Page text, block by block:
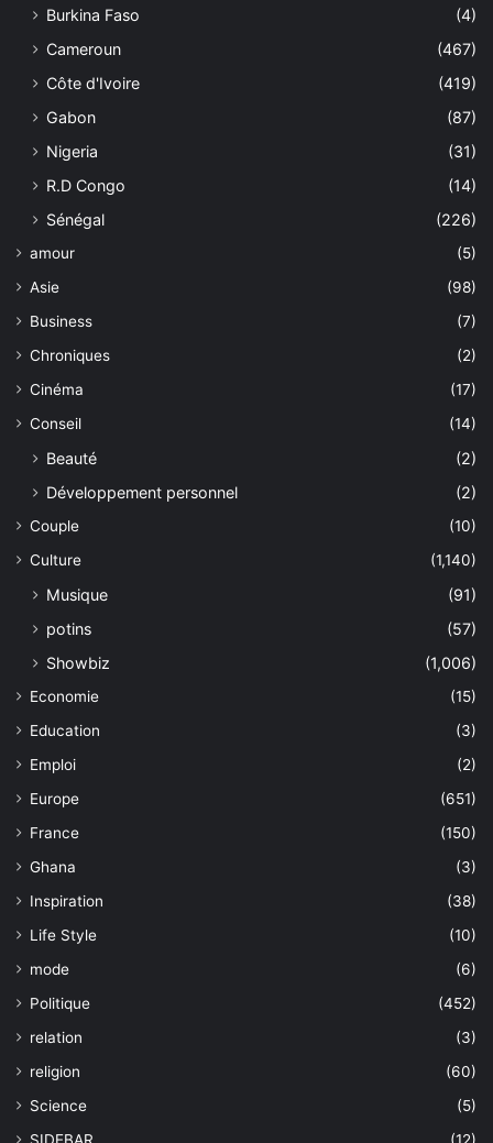
Burkina Faso
(4)
Cameroun
(467)
Côte d'Ivoire
(419)
Gabon
(87)
Nigeria
(31)
R.D Congo
(14)
Sénégal
(226)
amour
(5)
Asie
(98)
Business
(7)
Chroniques
(2)
Cinéma
(17)
Conseil
(14)
Beauté
(2)
Développement personnel
(2)
Couple
(10)
Culture
(1,140)
Musique
(91)
potins
(57)
Showbiz
(1,006)
Economie
(15)
Education
(3)
Emploi
(2)
Europe
(651)
France
(150)
Ghana
(3)
Inspiration
(38)
Life Style
(10)
mode
(6)
Politique
(452)
relation
(3)
religion
(60)
Science
(5)